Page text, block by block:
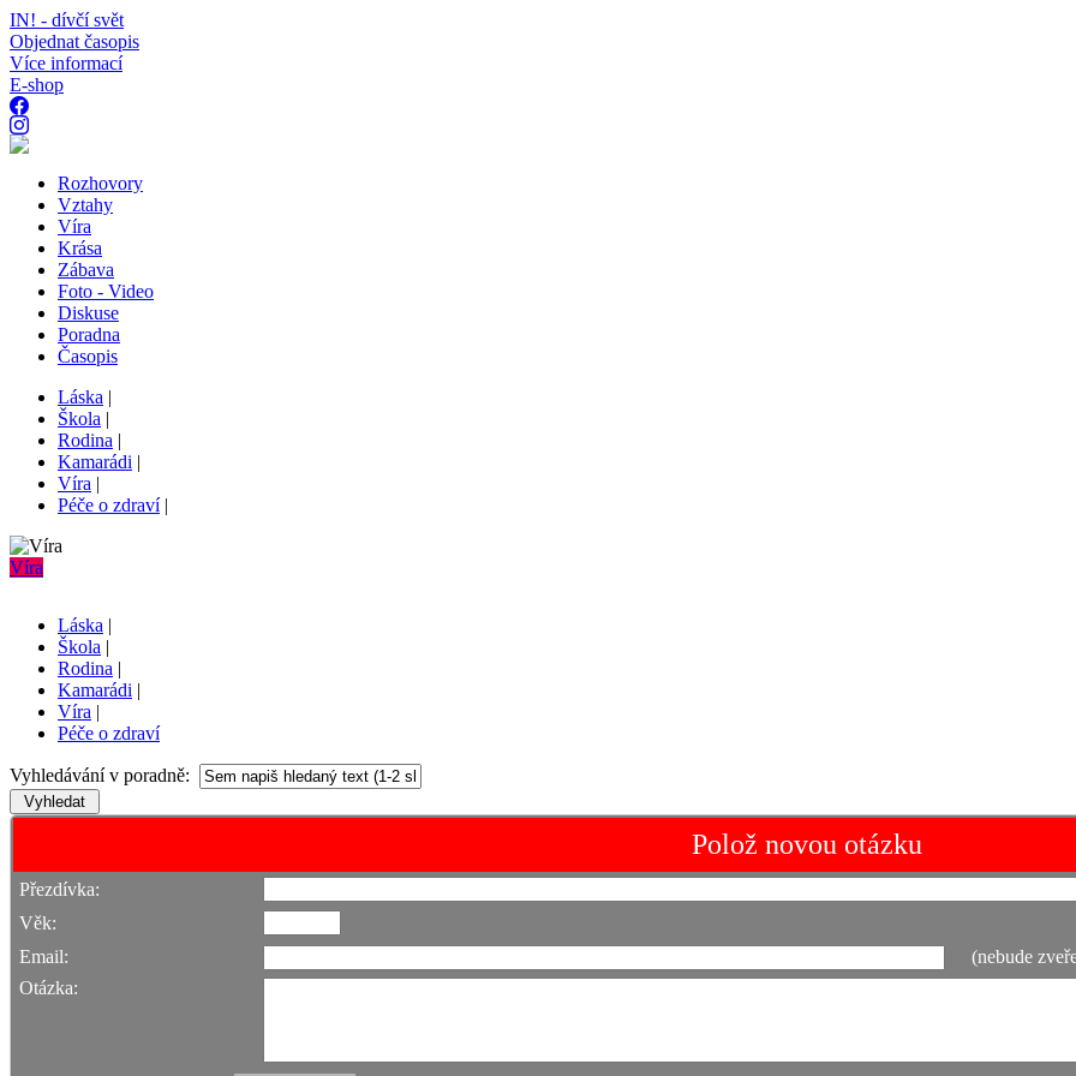
IN! - dívčí svět
Objednat časopis
Více informací
E-shop
Rozhovory
Vztahy
Víra
Krása
Zábava
Foto - Video
Diskuse
Poradna
Časopis
Láska |
Škola |
Rodina |
Kamarádi |
Víra |
Péče o zdraví|
Víra
Láska |
Škola |
Rodina |
Kamarádi |
Víra |
Péče o zdraví
Vyhledávání v poradně:
Polož novou otázku
Přezdívka:
Věk:
Email:
(nebude
Otázka: